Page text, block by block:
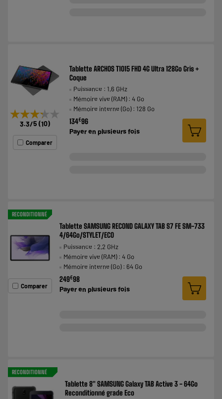
★★★★★
★★★★★
3.3/5 (10)
Comparer
Tablette ARCHOS T1015 FHD 4G Ultra 128Go Gris +
Coque
Puissance : 1,6 GHz
Mémoire vive (RAM) : 4 Go
Mémoire interne (Go) : 128 Go
134€96
Payer en plusieurs fois
RECONDITIONNÉ
Comparer
Tablette SAMSUNG RECOND GALAXY TAB S7 FE SM-733
4/64Go/STYLET/ECO
Puissance : 2,2 GHz
Mémoire vive (RAM) : 4 Go
Mémoire interne (Go) : 64 Go
249€98
Payer en plusieurs fois
RECONDITIONNÉ
Tablette 8" SAMSUNG Galaxy TAB Active 3 - 64Go
Reconditionné grade Eco